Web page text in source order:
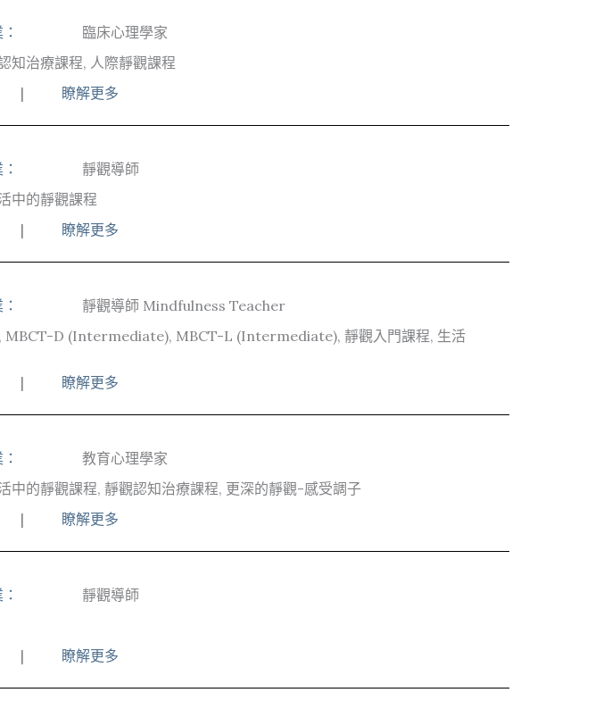
臨床心理學家
知治療課程, 人際靜觀課程
| 瞭解更多
靜觀導師
中的靜觀課程
| 瞭解更多
靜觀導師 Mindfulness Teacher
D (Intermediate), MBCT-L (Intermediate), 靜觀入門課程, 生活
| 瞭解更多
教育心理學家
中的靜觀課程, 靜觀認知治療課程, 更深的靜觀-感受調子
| 瞭解更多
靜觀導師
| 瞭解更多